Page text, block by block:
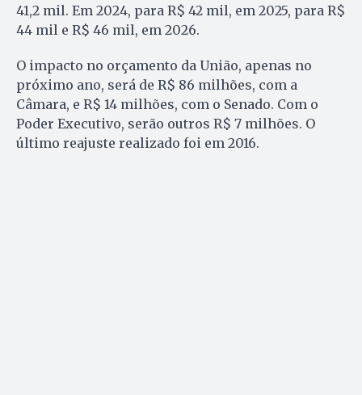
41,2 mil. Em 2024, para R$ 42 mil, em 2025, para R$
44 mil e R$ 46 mil, em 2026.
O impacto no orçamento da União, apenas no
próximo ano, será de R$ 86 milhões, com a
Câmara, e R$ 14 milhões, com o Senado. Com o
Poder Executivo, serão outros R$ 7 milhões. O
último reajuste realizado foi em 2016.